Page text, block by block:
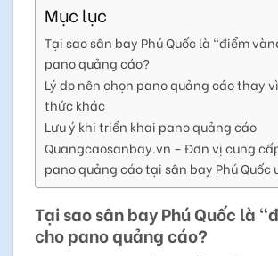
Mục lục
Tại sao sân bay Phú Quốc là “điểm
pano quảng cáo?
Lý do nên chọn pano quảng cáo thay
thức khác
Lưu ý khi triển khai pano quảng cáo
Quangcaosanbay.vn – Đơn vị cung
pano quảng cáo tại sân bay Phú Quốc
Tại sao sân bay Phú Quốc là
cho pano quảng cáo?